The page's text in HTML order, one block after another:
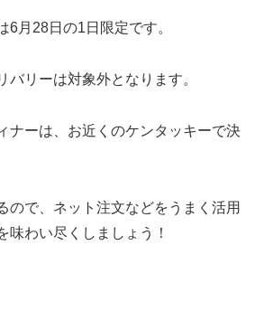
6月28日の1日限定です。
バリーは対象外となります。
ナーは、お近くのケンタッキーで決
ので、ネット注文などをうまく活用
味わい尽くしましょう！